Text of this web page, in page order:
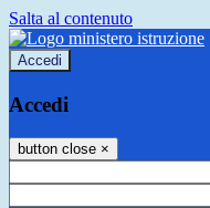
Salta al contenuto
Accedi
Accedi
button close ×